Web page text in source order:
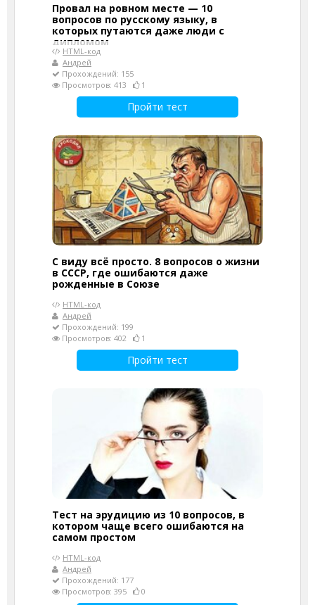
Провал на ровном месте — 10
вопросов по русскому языку, в
которых путаются даже люди с
дипломом
HTML-код
Андрей
Прохождений: 155
Просмотров: 413
1
Пройти тест
С виду всё просто. 8 вопросов о жизни
в СССР, где ошибаются даже
рожденные в Союзе
HTML-код
Андрей
Прохождений: 199
Просмотров: 402
1
Пройти тест
Тест на эрудицию из 10 вопросов, в
котором чаще всего ошибаются на
самом простом
HTML-код
Андрей
Прохождений: 177
Просмотров: 395
0